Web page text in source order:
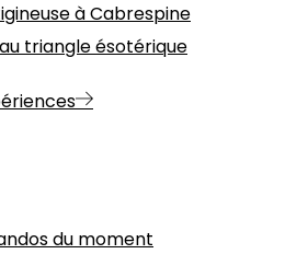
à Cabrespine
triangle ésotérique
du moment